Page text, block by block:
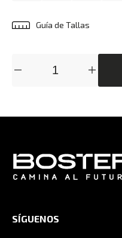
Guía de Tallas
SÍGUENOS